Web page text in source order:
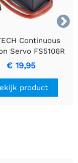

Continuous
Servo FS5106R
€ 19,95
product